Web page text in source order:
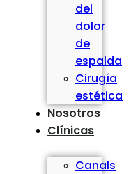
del
dolor
de
espalda
Cirugía
estética
Nosotros
Clínicas
Canals